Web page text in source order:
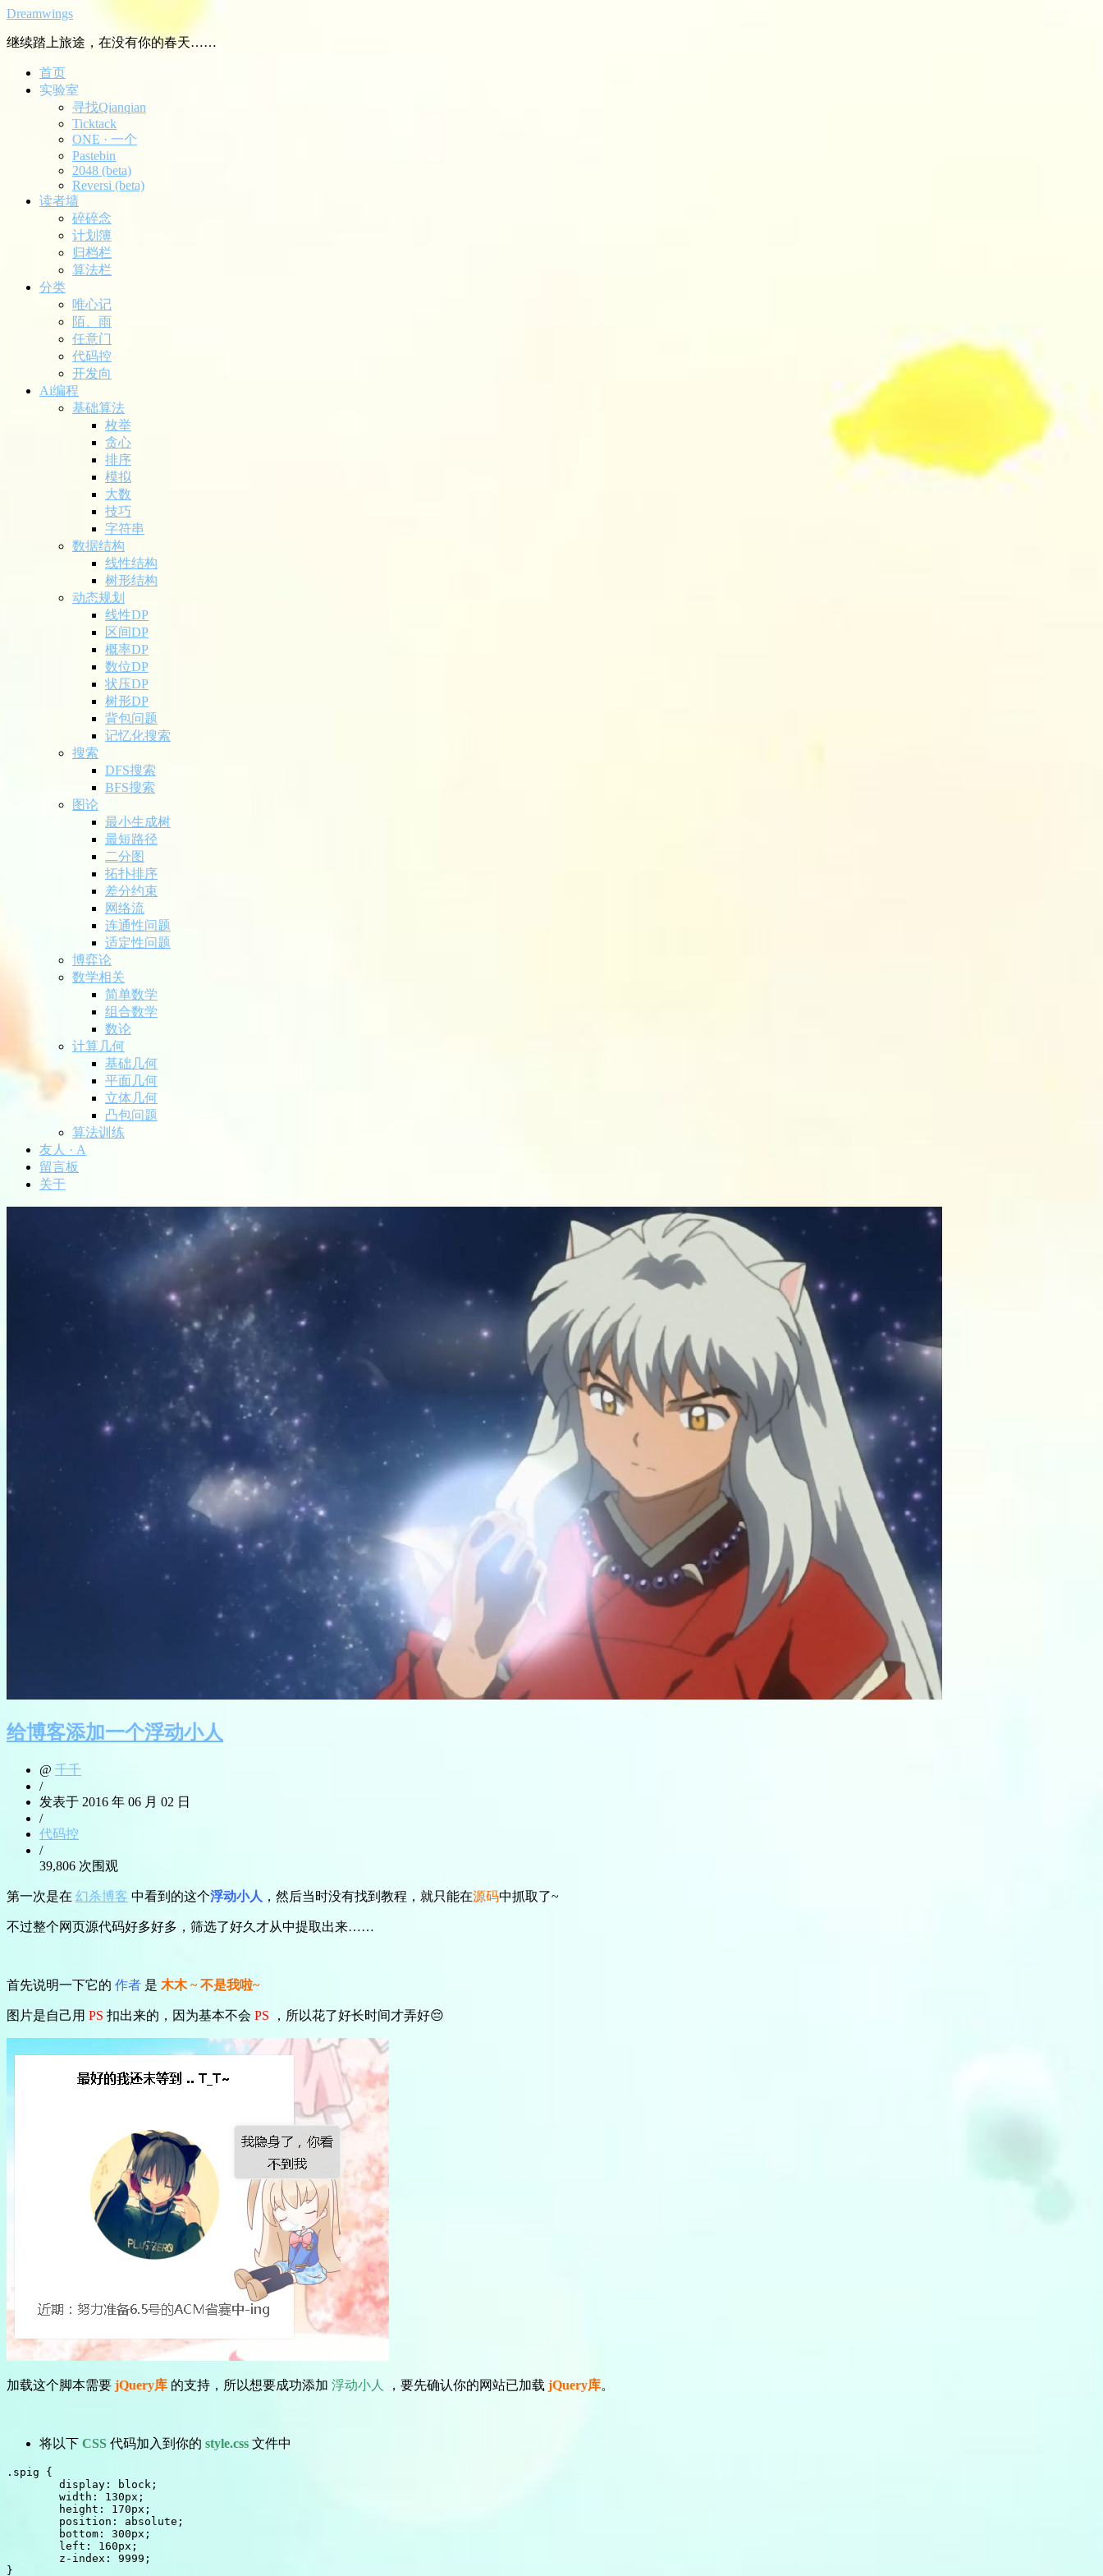
Dreamwings
继续踏上旅途，在没有你的春天……
首页
实验室
寻找Qianqian
Ticktack
ONE · 一个
Pastebin
2048 (beta)
Reversi (beta)
读者墙
碎碎念
计划簿
归档栏
算法栏
分类
唯心记
陌、雨
任意门
代码控
开发向
Ai编程
基础算法
枚举
贪心
排序
模拟
大数
技巧
字符串
数据结构
线性结构
树形结构
动态规划
线性DP
区间DP
概率DP
数位DP
状压DP
树形DP
背包问题
记忆化搜索
搜索
DFS搜索
BFS搜索
图论
最小生成树
最短路径
二分图
拓扑排序
差分约束
网络流
连通性问题
适定性问题
博弈论
数学相关
简单数学
组合数学
数论
计算几何
基础几何
平面几何
立体几何
凸包问题
算法训练
友人 · A
留言板
关于
给博客添加一个浮动小人
@ 千千
/
发表于 2016 年 06 月 02 日
/
代码控
/
39,806 次围观
第一次是在 幻杀博客 中看到的这个浮动小人 ，然后当时没有找到教程，就只能在源码中抓取了~
不过整个网页源代码好多好多，筛选了好久才从中提取出来……
首先说明一下它的 作者 是 木木 ~ 不是我啦~
图片是自己用 PS 扣出来的，因为基本不会 PS ，所以花了好长时间才弄好😔
加载这个脚本需要 jQuery库 的支持，所以想要成功添加 浮动小人 ，要先确认你的网站已加载 jQuery库。
将以下 CSS 代码加入到你的 style.css 文件中
.spig {
}